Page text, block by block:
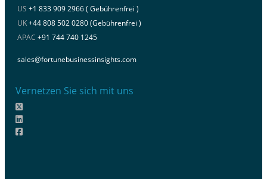
US +1 833 909 2966 ( Gebührenfrei )
UK+44 808 502 0280 (Gebührenfrei )
APAC +91 744 740 1245
sales@fortunebusinessinsights.com
Vernetzen Sie sich mit uns